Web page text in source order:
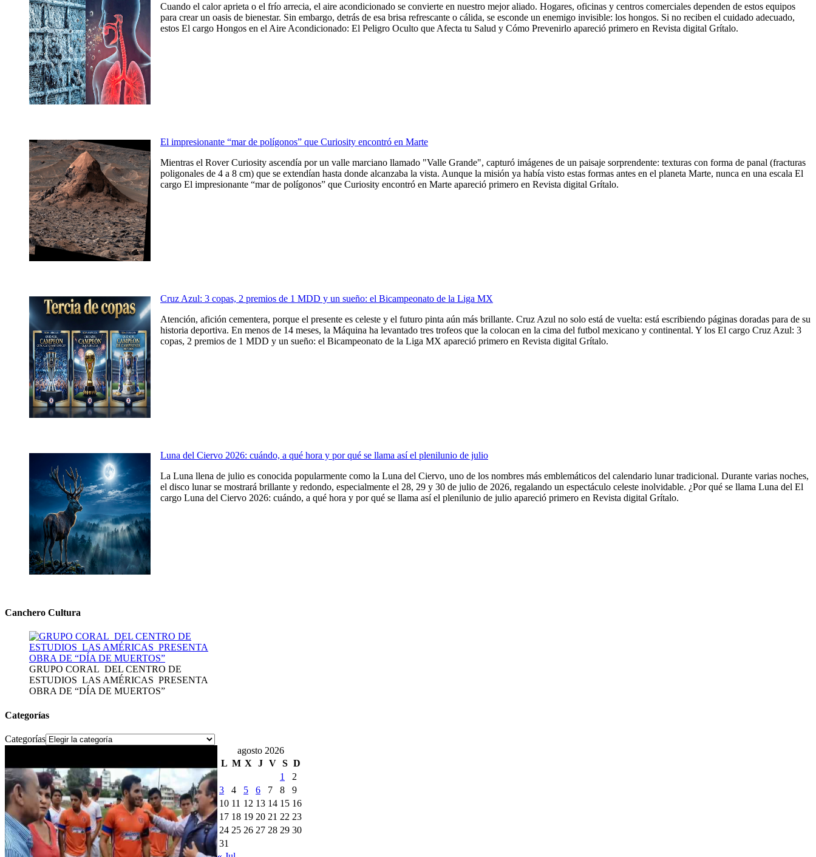
Cuando el calor aprieta o el frío arrecia, el aire acondicionado se convierte en nuestro mejor aliado. Hogares, oficinas y centros comerciales dependen de estos equipos
para crear un oasis de bienestar. Sin embargo, detrás de esa brisa refrescante o cálida, se esconde un enemigo invisible: los hongos. Si no reciben el cuidado adecuado,
estos El cargo Hongos en el Aire Acondicionado: El Peligro Oculto que Afecta tu Salud y Cómo Prevenirlo apareció primero en Revista digital Grítalo.
El impresionante “mar de polígonos” que Curiosity encontró en Marte
Mientras el Rover Curiosity ascendía por un valle marciano llamado "Valle Grande", capturó imágenes de un paisaje sorprendente: texturas con forma de panal (fracturas
poligonales de 4 a 8 cm) que se extendían hasta donde alcanzaba la vista. Aunque la misión ya había visto estas formas antes en el planeta Marte, nunca en una escala El
cargo El impresionante “mar de polígonos” que Curiosity encontró en Marte apareció primero en Revista digital Grítalo.
Cruz Azul: 3 copas, 2 premios de 1 MDD y un sueño: el Bicampeonato de la Liga MX
Atención, afición cementera, porque el presente es celeste y el futuro pinta aún más brillante. Cruz Azul no solo está de vuelta: está escribiendo páginas doradas para de su
historia deportiva. En menos de 14 meses, la Máquina ha levantado tres trofeos que la colocan en la cima del futbol mexicano y continental. Y los El cargo Cruz Azul: 3
copas, 2 premios de 1 MDD y un sueño: el Bicampeonato de la Liga MX apareció primero en Revista digital Grítalo.
Luna del Ciervo 2026: cuándo, a qué hora y por qué se llama así el plenilunio de julio
La Luna llena de julio es conocida popularmente como la Luna del Ciervo, uno de los nombres más emblemáticos del calendario lunar tradicional. Durante varias noches,
el disco lunar se mostrará brillante y redondo, especialmente el 28, 29 y 30 de julio de 2026, regalando un espectáculo celeste inolvidable. ¿Por qué se llama Luna del El
cargo Luna del Ciervo 2026: cuándo, a qué hora y por qué se llama así el plenilunio de julio apareció primero en Revista digital Grítalo.
Canchero Cultura
GRUPO CORAL DEL CENTRO DE
ESTUDIOS LAS AMÉRICAS PRESENTA
OBRA DE “DÍA DE MUERTOS”
Categorías
Categorías
agosto 2026
L M X J V S D
1
2
3
4 5 6 7 8
9
10 11 12 13 14 15 16
17 18 19 20 21 22 23
24 25 26 27 28 29 30
31